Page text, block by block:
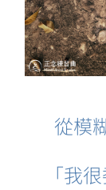
從模
「我